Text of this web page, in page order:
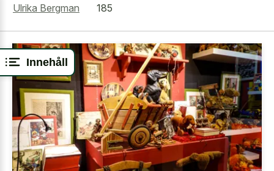
Innehåll
Ulrika Bergman
185